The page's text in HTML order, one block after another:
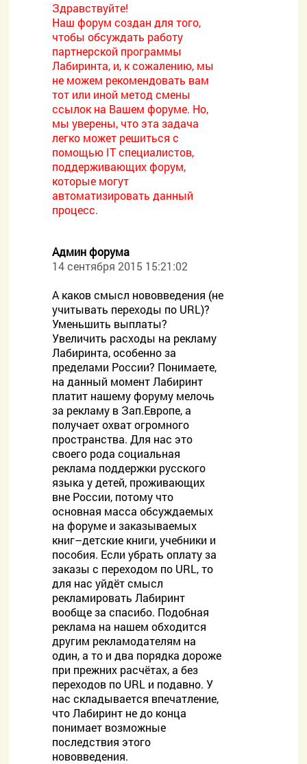
Здравствуйте!
Наш форум создан для того,
чтобы обсуждать работу
партнерской программы
Лабиринта, и, к сожалению, мы
не можем рекомендовать вам
тот или иной метод смены
ссылок на Вашем форуме. Но,
мы уверены, что эта задача
легко может решиться с
помощью IT специалистов,
поддерживающих форум,
которые могут
автоматизировать данный
процесс.
Админ форума
14 сентября 2015 15:21:02
А каков смысл нововведения (не
учитывать переходы по URL)?
Уменьшить выплаты?
Увеличить расходы на рекламу
Лабиринта, особенно за
пределами России? Понимаете,
на данный момент Лабиринт
платит нашему форуму мелочь
за рекламу в Зап.Европе, а
получает охват огромного
пространства. Для нас это
своего рода социальная
реклама поддержки русского
языка у детей, проживающих
вне России, потому что
основная масса обсуждаемых
на форуме и заказываемых
книг–детские книги, учебники и
пособия. Если убрать оплату за
заказы с переходом по URL, то
для нас уйдёт смысл
рекламировать Лабиринт
вообще за спасибо. Подобная
реклама на нашем обходится
другим рекламодателям на
один, а то и два порядка дороже
при прежних расчётах, а без
переходов по URL и подавно. У
нас складывается впечатление,
что Лабиринт не до конца
понимает возможные
последствия этого
нововведения.